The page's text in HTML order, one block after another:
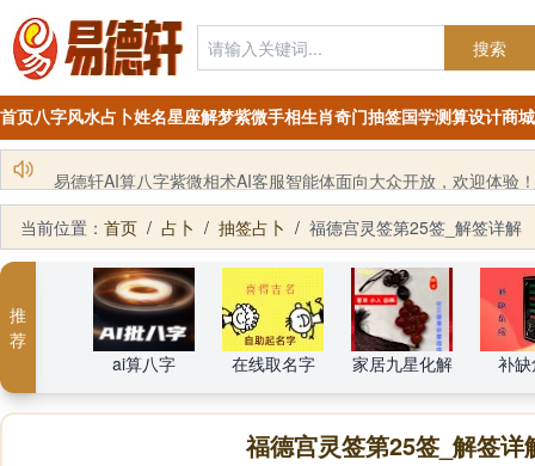
搜索
首页八字风水占卜姓名星座解梦紫微手相生肖奇门抽签国学测算设计商城
铁笔居士简介及服务项目
当前位置： 首页 / 占卜 / 抽签占卜 / 福德宫灵签第25签_解签详解
推
荐
ai算八字
在线取名字 家居九星化解 补
福德宫灵签第25签_解签详